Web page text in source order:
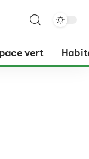
vert